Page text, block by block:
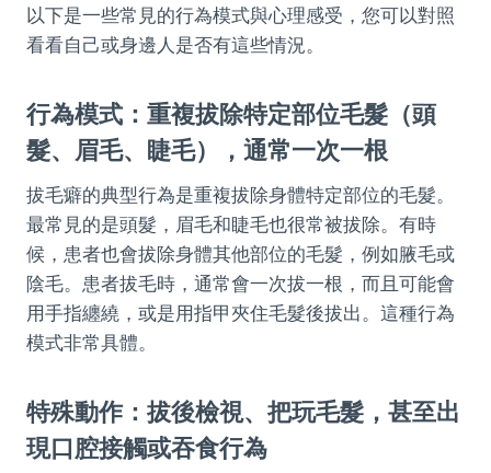
以下是一些常見的行為模式與心理感受，您可以對照
看看自己或身邊人是否有這些情況。
行為模式：重複拔除特定部位毛髮（頭
髮、眉毛、睫毛），通常一次一根
拔毛癖的典型行為是重複拔除身體特定部位的毛髮。
最常見的是頭髮，眉毛和睫毛也很常被拔除。有時
候，患者也會拔除身體其他部位的毛髮，例如腋毛或
陰毛。患者拔毛時，通常會一次拔一根，而且可能會
用手指纏繞，或是用指甲夾住毛髮後拔出。這種行為
模式非常具體。
特殊動作：拔後檢視、把玩毛髮，甚至出
現口腔接觸或吞食行為